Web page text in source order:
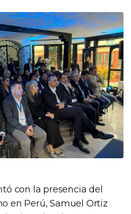
con la presencia del
en Perú, Samuel Ortiz